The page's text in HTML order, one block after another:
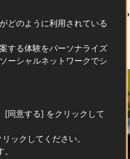
いて解説します。
どのように利用されている
する体験をパーソナライズ
ーシャルネットワークでシ
[同意する] をクリックして
ックしてください。